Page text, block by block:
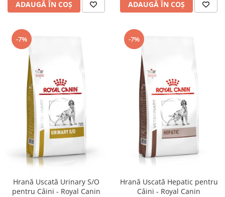
ADAUGĂ ÎN COȘ ADAUGĂ ÎN COȘ
-7%
Hrană Uscată Urinary S/O
pentru Câini - Royal Canin
-7%
Hrană Uscată Hepatic pentru
Câini - Royal Canin